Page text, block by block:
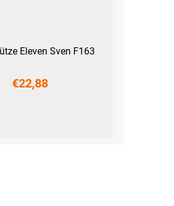
Eleven Sven F163
€22,88